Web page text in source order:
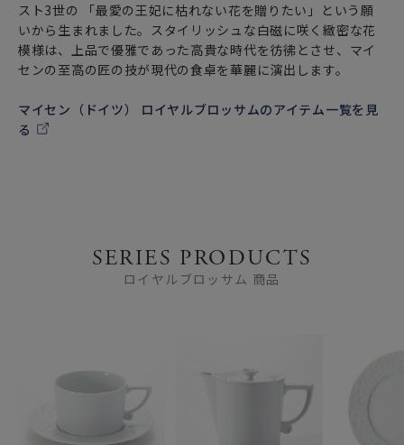
スト3世の 「最愛の王妃に枯れない花を贈りたい」という願
いから生まれました。スタイリッシュな白磁に咲く緻密な花
模様は、上品で優雅であった高貴な時代を彷彿とさせ、マイ
センの至高の匠の技が現代の食卓を華麗に演出します。
マイセン（ドイツ） ロイヤルブロッサムのアイテム一覧を見
る
SERIES PRODUCTS
ロイヤルブロッサム 商品